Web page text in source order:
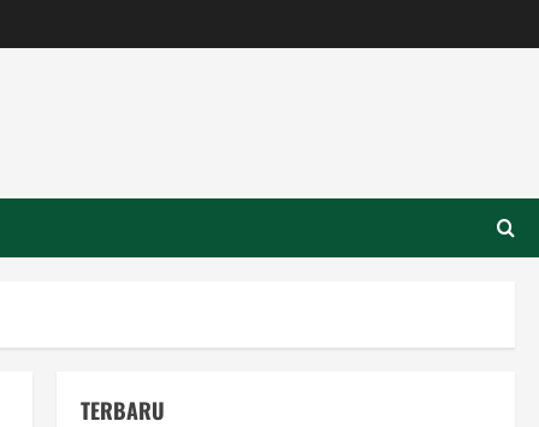
TERBARU